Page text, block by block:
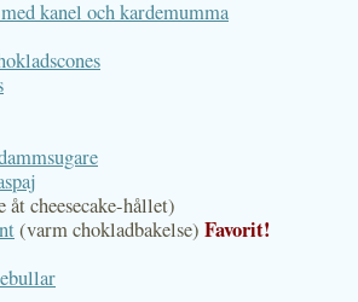
kanel och kardemumma
åt cheesecake-hållet)
(varm chokladbakelse) Favorit!